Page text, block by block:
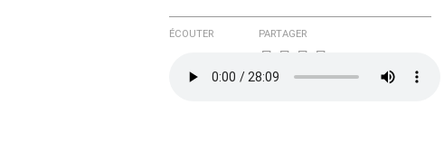
ÉCOUTER PARTAGER